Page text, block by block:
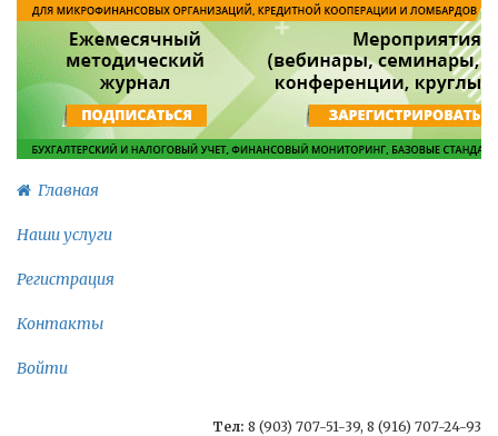
Главная
Наши услуги
Регистрация
Контакты
Войти
Тел: 8 (903) 707-51-39, 8 (916) 707-24-93